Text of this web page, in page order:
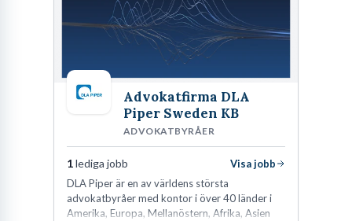
Advokatfirma DLA
Piper Sweden KB
ADVOKATBYRÅER
1lediga jobb
Visa jobb
DLA Piper är en av världens största
advokatbyråer med kontor i över 40 länder i
Amerika, Europa, Mellanöstern, Afrika, Asien